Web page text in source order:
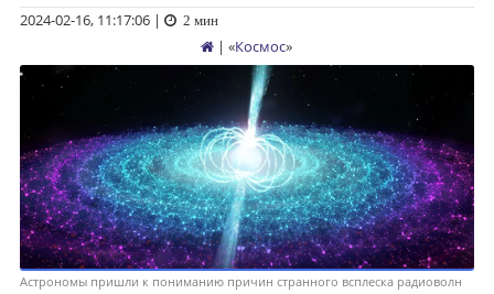
2024-02-16, 11:17:06| 2 мин
| «Космос»
Астрономы пришли к пониманию причин странного всплеска радиоволн